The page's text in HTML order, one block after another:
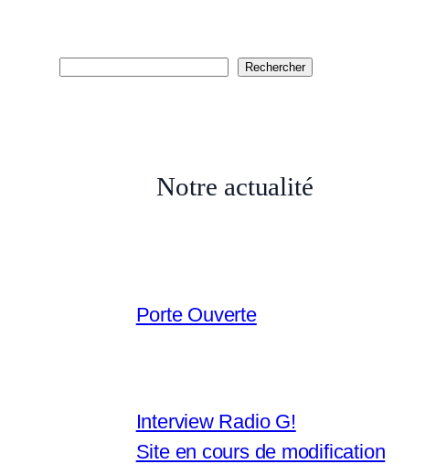
R
Rechercher
Notre actualité
Porte Ouverte
Interview Radio G!
Site en cours de modification